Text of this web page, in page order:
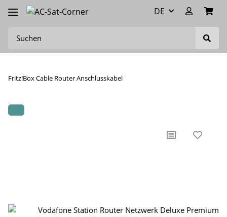
DE
Fritz!Box Cable Router Anschlusskabel